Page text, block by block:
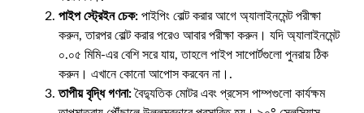
পাইপ স্ট্রেইন চেক: পাইপিং বোল্ট করার আগে অ্যালাইনমেন্ট পরীক্ষা
করুন, তারপর বোল্ট করার পরেও আবার পরীক্ষা করুন। যদি অ্যালাইনমেন্ট
০.০৫ মিমি-এর বেশি সরে যায়, তাহলে পাইপ সাপোর্টগুলো পুনরায় ঠিক
করুন। এখানে কোনো আপোস করবেন না।.
তাপীয় বৃদ্ধি গণনা:বৈদ্যুতিক মোটর এবং প্রসেস পাম্পগুলো কার্যক্ষম